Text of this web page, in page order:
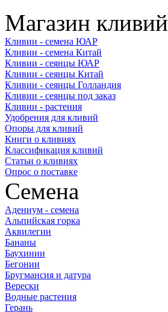
Магазин кливий
Кливии - семена ЮАР
Кливии - семена Китай
Кливии - сеянцы ЮАР
Кливии - сеянцы Китай
Кливии - сеянцы Голландия
Кливии - сеянцы под заказ
Кливии - растения
Удобрения для кливий
Опоры для кливий
Книги о кливиях
Классификация кливий
Статьи о кливиях
Опрос о поставке
Семена
Адениум - семена
Альпийская горка
Аквилегии
Бананы
Баухинии
Бегонии
Бругмансия и датура
Верески
Водные растения
Герань